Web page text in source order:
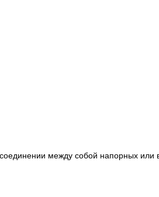
между собой напорных